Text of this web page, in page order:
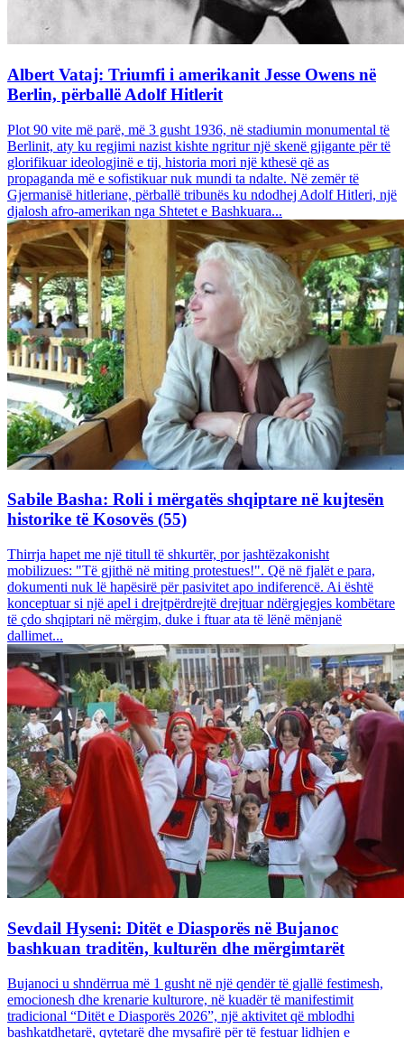
Albert Vataj: Triumfi i amerikanit Jesse Owens në
Berlin, përballë Adolf Hitlerit
Plot 90 vite më parë, më 3 gusht 1936, në stadiumin monumental të
Berlinit, aty ku regjimi nazist kishte ngritur një skenë gjigante për të
glorifikuar ideologjinë e tij, historia mori një kthesë që as
propaganda më e sofistikuar nuk mundi ta ndalte. Në zemër të
Gjermanisë hitleriane, përballë tribunës ku ndodhej Adolf Hitleri, një
djalosh afro-amerikan nga Shtetet e Bashkuara...
Sabile Basha: Roli i mërgatës shqiptare në kujtesën
historike të Kosovës (55)
Thirrja hapet me një titull të shkurtër, por jashtëzakonisht
mobilizues: "Të gjithë në miting protestues!". Që në fjalët e para,
dokumenti nuk lë hapësirë për pasivitet apo indiferencë. Ai është
konceptuar si një apel i drejtpërdrejtë drejtuar ndërgjegjes kombëtare
të çdo shqiptari në mërgim, duke i ftuar ata të lënë mënjanë
dallimet...
Sevdail Hyseni: Ditët e Diasporës në Bujanoc
bashkuan traditën, kulturën dhe mërgimtarët
Bujanoci u shndërrua më 1 gusht në një qendër të gjallë festimesh,
emocionesh dhe krenarie kulturore, në kuadër të manifestimit
tradicional “Ditët e Diasporës 2026”, një aktivitet që mblodhi
bashkatdhetarë, qytetarë dhe mysafirë për të festuar lidhjen e